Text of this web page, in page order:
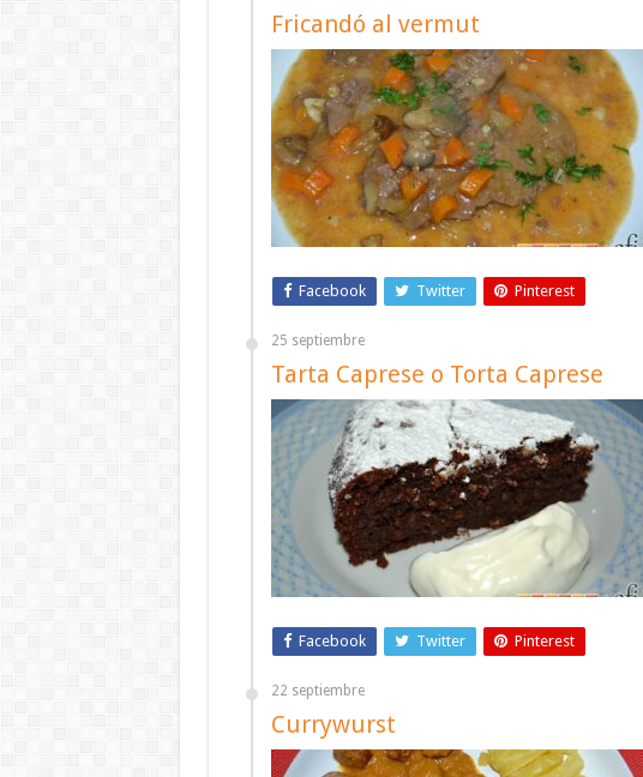
Fricandó al vermut
Facebook Twitter Pinterest
25 septiembre
Tarta Caprese o Torta Caprese
Facebook Twitter Pinterest
22 septiembre
Currywurst